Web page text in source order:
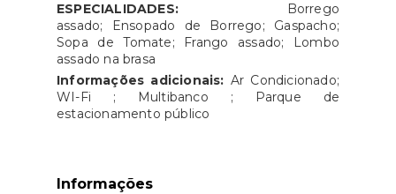
ESPECIALIDADES:
Borrego
assado;
Ensopado de Borrego;
Gaspacho;
Sopa de Tomate;
Frango assado; Lombo
assado na brasa
Informações adicionais: Ar Condicionado;
WI-Fi ; Multibanco ; Parque de
estacionamento público
Informações